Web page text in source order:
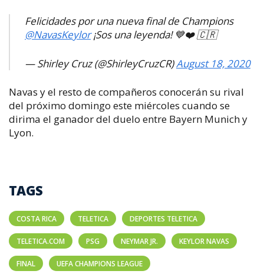
Felicidades por una nueva final de Champions
@NavasKeylor¡Sos una leyenda! 💙❤️ 🇨🇷
— Shirley Cruz (@ShirleyCruzCR)August 18, 2020
Navas y el resto de compañeros conocerán su rival
del próximo domingo este miércoles cuando se
dirima el ganador del duelo entre Bayern Munich y
Lyon.
TAGS
COSTA RICA TELETICA DEPORTES TELETICA
TELETICA.COM PSG NEYMAR JR. KEYLOR NAVAS
FINAL UEFA CHAMPIONS LEAGUE